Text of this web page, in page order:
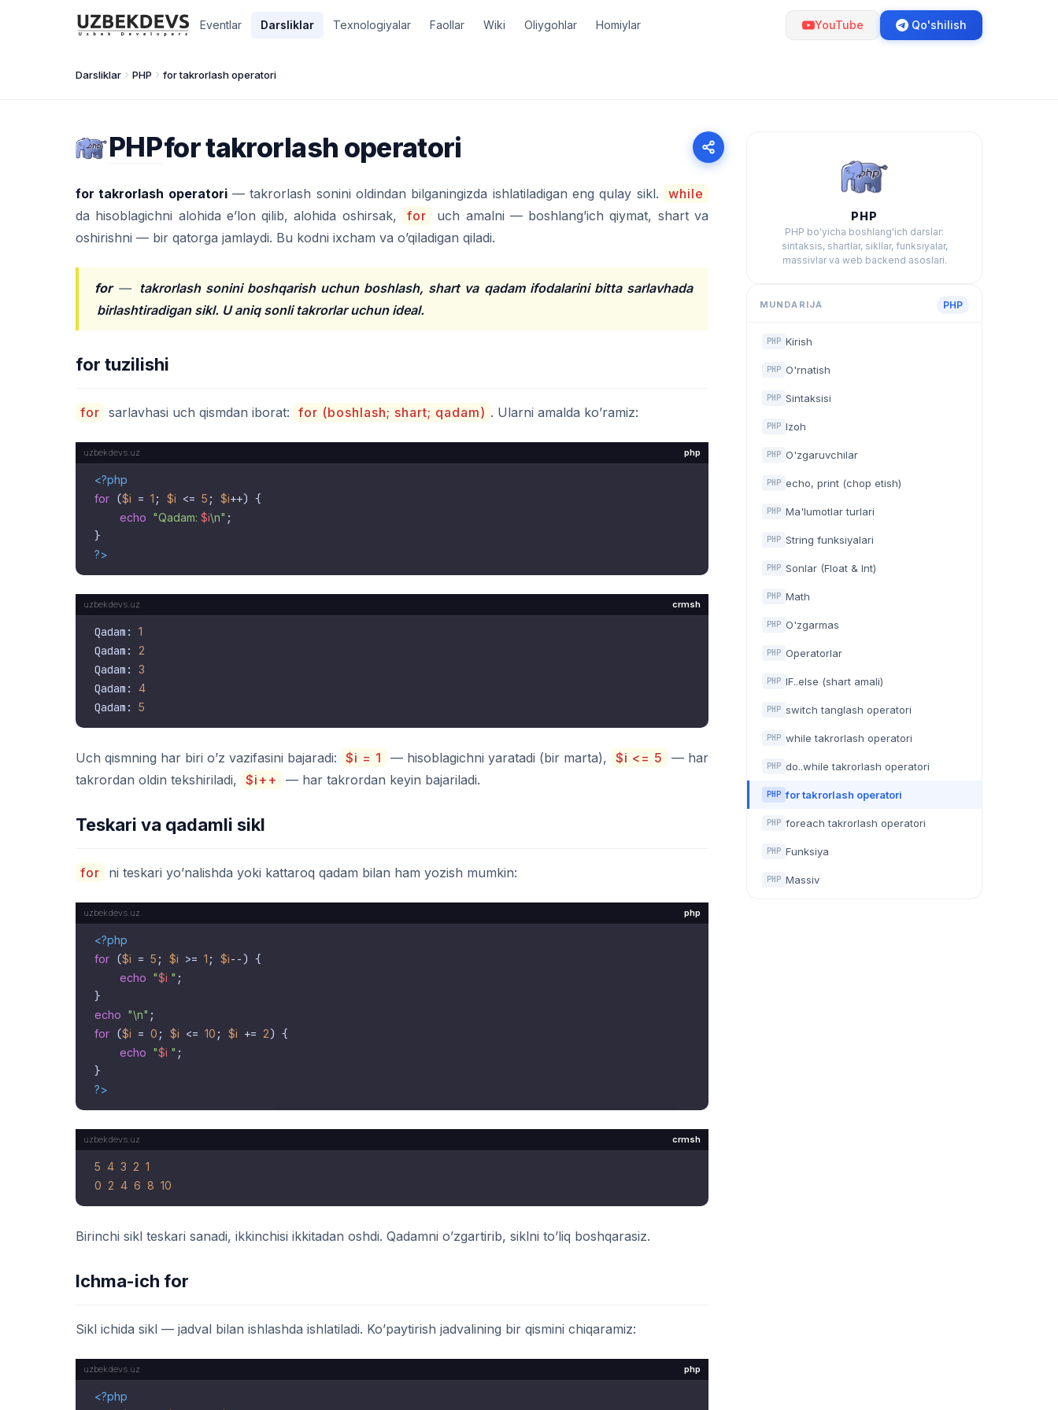
Eventlar Darsliklar Texnologiyalar Faollar Wiki Oliygohlar Homiylar YouTube Qo'shilish
Darsliklar PHP for takrorlash operatori
PHPfor takrorlash operatori
for takrorlash operatori— takrorlash sonini oldindan bilganingizda ishlatiladigan eng qulay sikl.
while
da hisoblagichni alohida e’lon qilib, alohida oshirsak,
for
uch amalni — boshlang’ich qiymat, shart va
oshirishni — bir qatorga jamlaydi. Bu kodni ixcham va o’qiladigan qiladi.
for— takrorlash sonini boshqarish uchun boshlash, shart va qadam ifodalarini bitta sarlavhada
birlashtiradigan sikl. U aniq sonli takrorlar uchun ideal.
for tuzilishi
for sarlavhasi uch qismdan iborat: for (boshlash; shart; qadam) . Ularni amalda ko’ramiz:
php
<?php
for ($i = 1 ; $i <= 5 ; $i++) {
echo "Qadam: $i\n" ;
?>
crmsh
Qadam: 1
Qadam: 2
Qadam: 3
Qadam: 4
Qadam: 5
Uch qismning har biri o’z vazifasini bajaradi: $i = 1 — hisoblagichni yaratadi (bir marta), $i <= 5
— har
takrordan oldin tekshiriladi, $i++ — har takrordan keyin bajariladi.
Teskari va qadamli sikl
for ni teskari yo’nalishda yoki kattaroq qadam bilan ham yozish mumkin:
php
<?php
for ($i = 5 ; $i >= 1 ; $i--) {
echo "$i " ;
echo "\n"
for ($i = 0 ; $i <= 10 ; $i += 2) {
echo "$i " ;
?>
crmsh
5 4 3 2 1
0 2 4 6 8 10
Birinchi sikl teskari sanadi, ikkinchisi ikkitadan oshdi. Qadamni o’zgartirib, siklni to’liq boshqarasiz.
Ichma-ich for
Sikl ichida sikl — jadval bilan ishlashda ishlatiladi. Ko’paytirish jadvalining bir qismini chiqaramiz:
php
<?php
PHP
PHP bo'yicha boshlang'ich darslar:
sintaksis, shartlar, sikllar, funksiyalar,
massivlar va web backend asoslari.
MUNDARIJA PHP
PHP Kirish
PHP O'rnatish
PHP Sintaksisi
PHP Izoh
PHP O'zgaruvchilar
PHP echo, print (chop etish)
PHP Ma'lumotlar turlari
PHP String funksiyalari
PHP Sonlar (Float & Int)
PHP Math
PHP O'zgarmas
PHP Operatorlar
PHP IF..else (shart amali)
PHP switch tanglash operatori
PHP while takrorlash operatori
PHP do..while takrorlash operatori
PHP for takrorlash operatori
PHP foreach takrorlash operatori
PHP Funksiya
PHP Massiv